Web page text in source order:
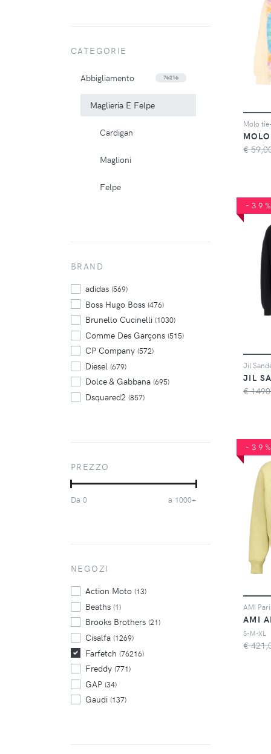
MOLO
€
-39%
JIL
€
-39%
S-M-XL
€
CATEGORIE
Abbigliamento 76216
Maglieria E Felpe
Cardigan
Maglioni
Felpe
BRAND
adidas (569)
Boss Hugo Boss (476)
Brunello Cucinelli (1030)
Comme Des Garçons (515)
CP Company (572)
Diesel (679)
Dolce & Gabbana (695)
Dsquared2 (857)
Philipp Plein
Stone Island
PREZZO
Da 0 a 1000+
NEGOZI
Action Moto (13)
Beaths (1)
Brooks Brothers (21)
Cisalfa (1269)
Farfetch (76216)
Freddy (771)
GAP (34)
Gaudi (137)